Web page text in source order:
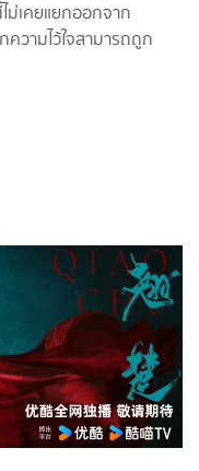
ม่เคยแยกออกจาก
วามไว้ใจสามารถถูก